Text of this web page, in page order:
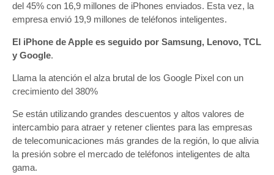
del 45% con 16,9 millones de iPhones enviados. Esta vez, la
empresa envió 19,9 millones de teléfonos inteligentes.
El iPhone de Apple es seguido por Samsung, Lenovo, TCL
y Google.
Llama la atención el alza brutal de los Google Pixel con un
crecimiento del 380%
Se están utilizando grandes descuentos y altos valores de
intercambio para atraer y retener clientes para las empresas
de telecomunicaciones más grandes de la región, lo que alivia
la presión sobre el mercado de teléfonos inteligentes de alta
gama.